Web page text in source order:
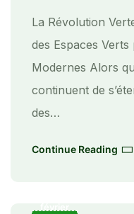
La Révolution
des Espaces
Modernes Alors
continuent de
des…
Continue Reading